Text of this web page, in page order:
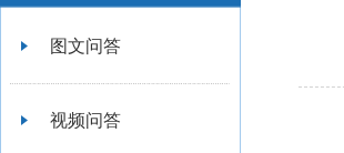
图文问答
视频问答